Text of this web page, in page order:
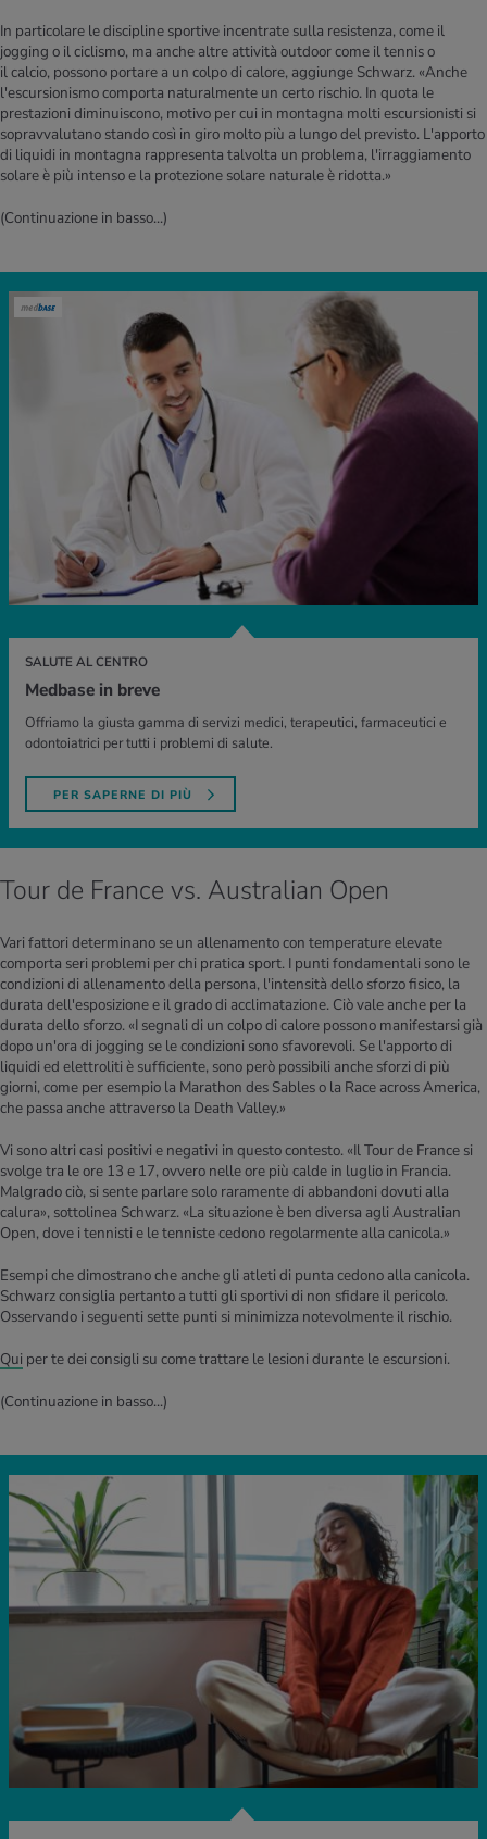
In particolare le discipline sportive incentrate sulla resistenza, come il
jogging o il ciclismo, ma anche altre attività outdoor come il tennis o
il calcio, possono portare a un colpo di calore, aggiunge Schwarz. «Anche
l'escursionismo comporta naturalmente un certo rischio. In quota le
prestazioni diminuiscono, motivo per cui in montagna molti escursionisti si
sopravvalutano stando così in giro molto più a lungo del previsto. L'apporto
di liquidi in montagna rappresenta talvolta un problema, l'irraggiamento
solare è più intenso e la protezione solare naturale è ridotta.»
(Continuazione in basso...)
SALUTE AL CENTRO
Medbase in breve
Offriamo la giusta gamma di servizi medici, terapeutici, farmaceutici e
odontoiatrici per tutti i problemi di salute.
PER SAPERNE DI PIÙ
Tour de France vs. Australian Open
Vari fattori determinano se un allenamento con temperature elevate
comporta seri problemi per chi pratica sport. I punti fondamentali sono le
condizioni di allenamento della persona, l'intensità dello sforzo fisico, la
durata dell'esposizione e il grado di acclimatazione. Ciò vale anche per la
durata dello sforzo. «I segnali di un colpo di calore possono manifestarsi già
dopo un'ora di jogging se le condizioni sono sfavorevoli. Se l'apporto di
liquidi ed elettroliti è sufficiente, sono però possibili anche sforzi di più
giorni, come per esempio la Marathon des Sables o la Race across America,
che passa anche attraverso la Death Valley.»
Vi sono altri casi positivi e negativi in questo contesto. «Il Tour de France si
svolge tra le ore 13 e 17, ovvero nelle ore più calde in luglio in Francia.
Malgrado ciò, si sente parlare solo raramente di abbandoni dovuti alla
calura», sottolinea Schwarz. «La situazione è ben diversa agli Australian
Open, dove i tennisti e le tenniste cedono regolarmente alla canicola.»
Esempi che dimostrano che anche gli atleti di punta cedono alla canicola.
Schwarz consiglia pertanto a tutti gli sportivi di non sfidare il pericolo.
Osservando i seguenti sette punti si minimizza notevolmente il rischio.
Qui per te dei consigli su come trattare le lesioni durante le escursioni.
(Continuazione in basso...)